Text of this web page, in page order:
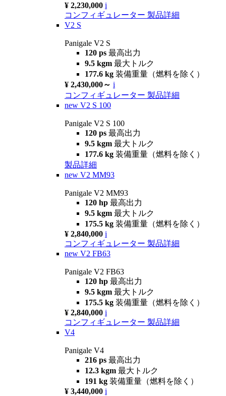
¥ 2,230,000 i
コンフィギュレーター 製品詳細
V2 S
Panigale V2 S
120 ps 最高出力
9.5 kgm 最大トルク
177.6 kg 装備重量（燃料を除く）
¥ 2,430,000～ i
コンフィギュレーター 製品詳細
new V2 S 100
Panigale V2 S 100
120 ps 最高出力
9.5 kgm 最大トルク
177.6 kg 装備重量（燃料を除く）
製品詳細
new V2 MM93
Panigale V2 MM93
120 hp 最高出力
9.5 kgm 最大トルク
175.5 kg 装備重量（燃料を除く）
¥ 2,840,000 i
コンフィギュレーター 製品詳細
new V2 FB63
Panigale V2 FB63
120 hp 最高出力
9.5 kgm 最大トルク
175.5 kg 装備重量（燃料を除く）
¥ 2,840,000 i
コンフィギュレーター 製品詳細
V4
Panigale V4
216 ps 最高出力
12.3 kgm 最大トルク
191 kg 装備重量（燃料を除く）
¥ 3,440,000 i